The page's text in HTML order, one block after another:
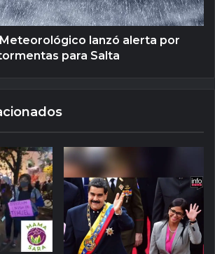
lanzó alerta por
para Salta